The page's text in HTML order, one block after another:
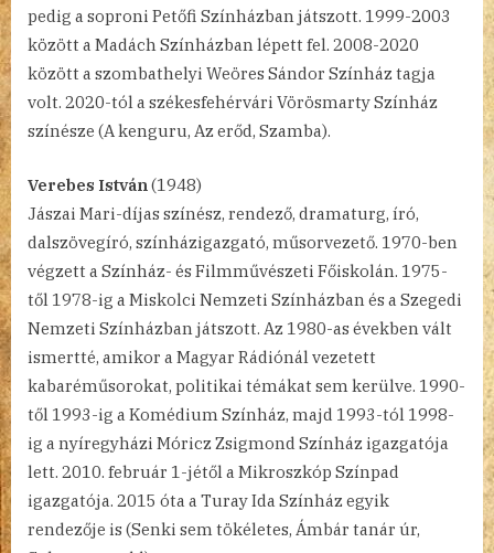
pedig a soproni Petőfi Színházban játszott. 1999-2003
között a Madách Színházban lépett fel. 2008-2020
között a szombathelyi Weöres Sándor Színház tagja
volt. 2020-tól a székesfehérvári Vörösmarty Színház
színésze (A kenguru, Az erőd, Szamba).
Verebes István(1948)
Jászai Mari-díjas színész, rendező, dramaturg, író,
dalszövegíró, színházigazgató, műsorvezető. 1970-ben
végzett a Színház- és Filmművészeti Főiskolán. 1975-
től 1978-ig a Miskolci Nemzeti Színházban és a Szegedi
Nemzeti Színházban játszott. Az 1980-as években vált
ismertté, amikor a Magyar Rádiónál vezetett
kabaréműsorokat, politikai témákat sem kerülve. 1990-
től 1993-ig a Komédium Színház, majd 1993-tól 1998-
ig a nyíregyházi Móricz Zsigmond Színház igazgatója
lett. 2010. február 1-jétől a Mikroszkóp Színpad
igazgatója. 2015 óta a Turay Ida Színház egyik
rendezője is (Senki sem tökéletes, Ámbár tanár úr,